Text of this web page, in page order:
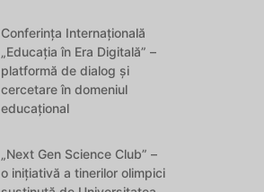
Conferința Internațională
„Educația în Era Digitală” –
platformă de dialog și
cercetare în domeniul
educațional
„Next Gen Science Club” –
o inițiativă a tinerilor olimpici